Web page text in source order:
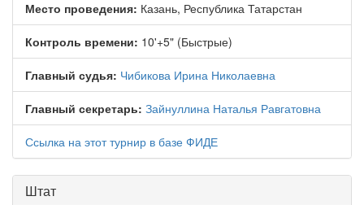
Место проведения: Казань, Республика Татарстан
Контроль времени: 10'+5" (Быстрые)
Главный судья: Чибикова Ирина Николаевна
Главный секретарь: Зайнуллина Наталья Равгатовна
Ссылка на этот турнир в базе ФИДЕ
Штат